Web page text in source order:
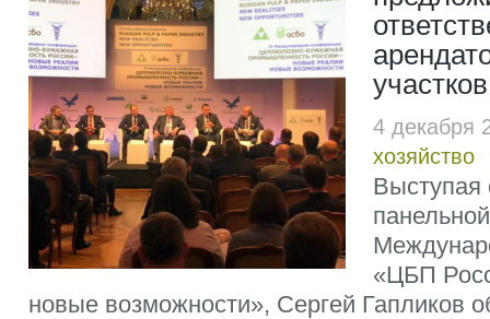
участков
4
хозяйство
Выступая
«ЦБП
новые возможности», Сергей Гапликов